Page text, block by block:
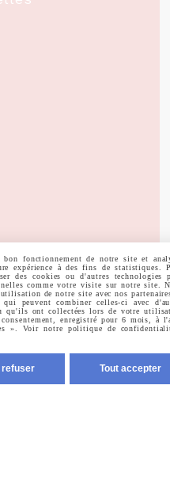
fonctionnement de notre site et
expérience à des fins de statistiques.
des cookies ou d'autres technologies
comme votre visite sur notre site.
de notre site avec nos
peuvent combiner celles-ci avec
qu'ils ont collectées lors de votre
enregistré pour 6 mois, à
». Voir notre politique de
refuser Tout accepter